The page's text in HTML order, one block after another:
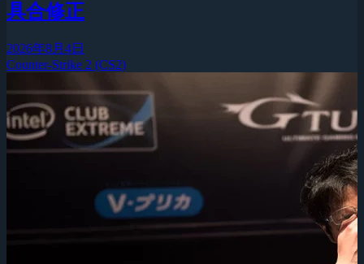
具合修正
2026年8月4日
Counter-Strike 2 (CS2)